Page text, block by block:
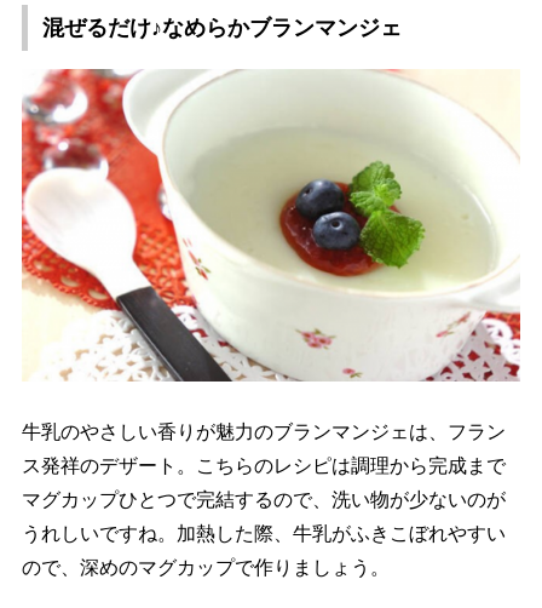
混ぜるだけ♪なめらかブランマンジェ
牛乳のやさしい香りが魅力のブランマンジェは、フラン
ス発祥のデザート。こちらのレシピは調理から完成まで
マグカップひとつで完結するので、洗い物が少ないのが
うれしいですね。加熱した際、牛乳がふきこぼれやすい
ので、深めのマグカップで作りましょう。